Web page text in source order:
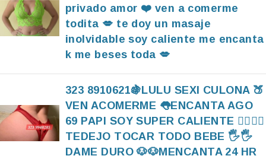
privado amor ❤️ ven a comerme
todita 💋 te doy un masaje
inolvidable soy caliente me encanta
k me beses toda 💋
323 8910621🍇LULU SEXI CULONA 🍑
VEN ACOMERME 👅ENCANTA AGO
69 PAPI SOY SUPER CALIENTE ❤️‍🔥❤️‍🔥
TEDEJO TOCAR TODO BEBE 🖐🖐
DAME DURO 🐶🐶MENCANTA 24 HR